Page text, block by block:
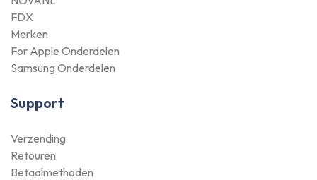
FDX
Merken
For Apple Onderdelen
Samsung Onderdelen
Support
Verzending
Retouren
Betaalmethoden